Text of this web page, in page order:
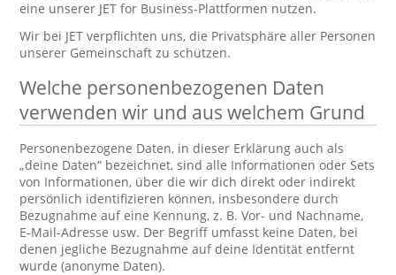
eine unserer JET for Business-Plattformen nutzen.
Wir bei JET verpflichten uns, die Privatsphäre aller Personen
unserer Gemeinschaft zu schützen.
Welche personenbezogenen Daten
verwenden wir und aus welchem Grund
Personenbezogene Daten, in dieser Erklärung auch als
„deine Daten“ bezeichnet, sind alle Informationen oder Sets
von Informationen, über die wir dich direkt oder indirekt
persönlich identifizieren können, insbesondere durch
Bezugnahme auf eine Kennung, z. B. Vor- und Nachname,
E-Mail-Adresse usw. Der Begriff umfasst keine Daten, bei
denen jegliche Bezugnahme auf deine Identität entfernt
wurde (anonyme Daten).